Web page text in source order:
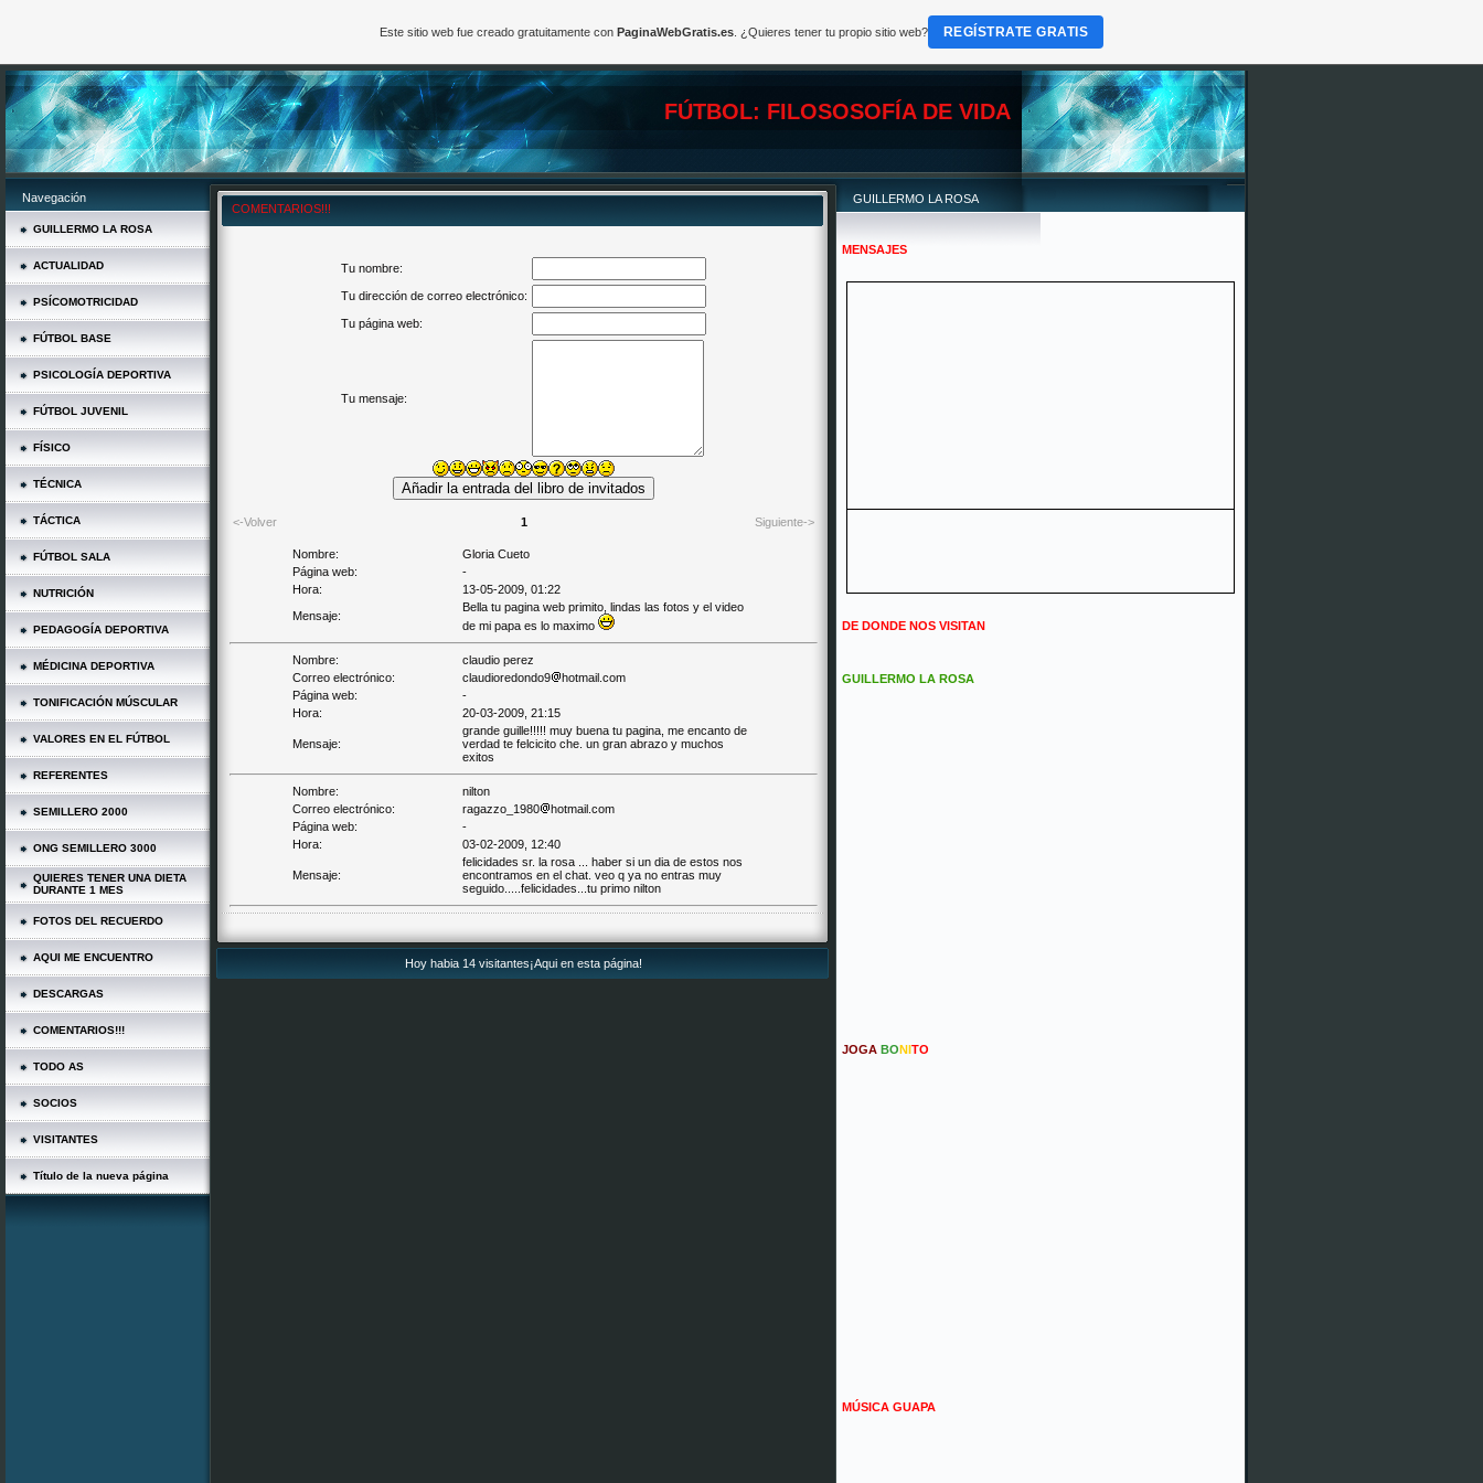
FÚTBOL: FILOSOSOFÍA DE VIDA
Navegación
GUILLERMO LA ROSA
ACTUALIDAD
PSÍCOMOTRICIDAD
FÚTBOL BASE
PSICOLOGÍA DEPORTIVA
FÚTBOL JUVENIL
FÍSICO
TÉCNICA
TÁCTICA
FÚTBOL SALA
NUTRICIÓN
PEDAGOGÍA DEPORTIVA
MÉDICINA DEPORTIVA
TONIFICACIÓN MÚSCULAR
VALORES EN EL FÚTBOL
REFERENTES
SEMILLERO 2000
ONG SEMILLERO 3000
QUIERES TENER UNA DIETA
DURANTE 1 MES
FOTOS DEL RECUERDO
AQUI ME ENCUENTRO
DESCARGAS
COMENTARIOS!!!
TODO AS
SOCIOS
VISITANTES
Título de la nueva página
COMENTARIOS!!!
Tu nombre:
Tu dirección de correo electrónico:
Tu página web:
Tu mensaje:
<-Volver 1 Siguiente->
Nombre:
Gloria Cueto
Página web:
-
Hora:
13-05-2009, 01:22
Mensaje:
Bella tu pagina web primito, lindas las fotos y el video
de mi papa es lo maximo
Nombre:
claudio perez
Correo electrónico:
claudioredondo9
hotmail.com
Página web:
-
Hora:
20-03-2009, 21:15
Mensaje:
grande guille!!!!! muy buena tu pagina, me encanto de
verdad te felcicito che. un gran abrazo y muchos
exitos
Nombre:
nilton
Correo electrónico:
ragazzo_1980
hotmail.com
Página web:
-
Hora:
03-02-2009, 12:40
Mensaje:
felicidades sr. la rosa ... haber si un dia de estos nos
encontramos en el chat. veo q ya no entras muy
seguido.....felicidades...tu primo nilton
Hoy habia 14 visitantes¡Aqui en esta página!
GUILLERMO LA ROSA
MENSAJES
DE DONDE NOS VISITAN
GUILLERMO LA ROSA
JOGA BONITO
MÚSICA GUAPA
Este sitio web fue creado gratuitamente con PaginaWebGratis.es. ¿Quieres tener tu propio sitio web? REGÍSTRATE GRATIS